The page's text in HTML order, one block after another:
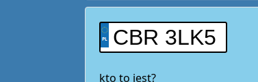
CBR 3LK5
kto to jest?